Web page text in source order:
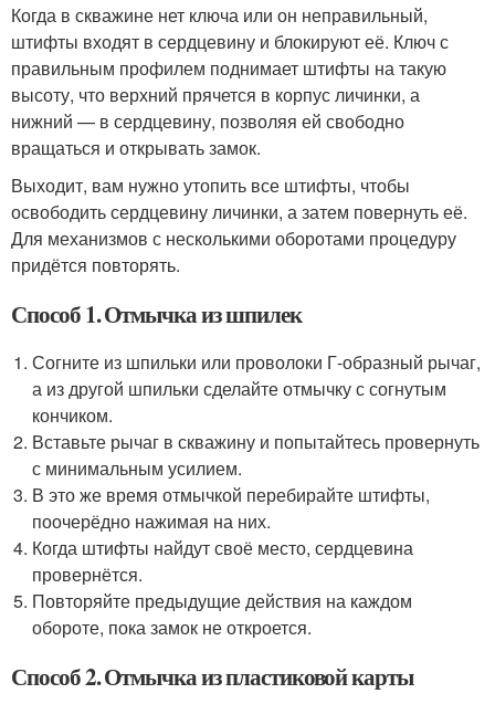
Когда в скважине нет ключа или он неправильный,
штифты входят в сердцевину и блокируют её. Ключ с
правильным профилем поднимает штифты на такую
высоту, что верхний прячется в корпус личинки, а
нижний — в сердцевину, позволяя ей свободно
вращаться и открывать замок.
Выходит, вам нужно утопить все штифты, чтобы
освободить сердцевину личинки, а затем повернуть её.
Для механизмов с несколькими оборотами процедуру
придётся повторять.
Способ 1. Отмычка из шпилек
Согните из шпильки или проволоки Г-образный рычаг,
а из другой шпильки сделайте отмычку с согнутым
кончиком.
Вставьте рычаг в скважину и попытайтесь провернуть
с минимальным усилием.
В это же время отмычкой перебирайте штифты,
поочерёдно нажимая на них.
Когда штифты найдут своё место, сердцевина
провернётся.
Повторяйте предыдущие действия на каждом
обороте, пока замок не откроется.
Способ 2. Отмычка из пластиковой карты